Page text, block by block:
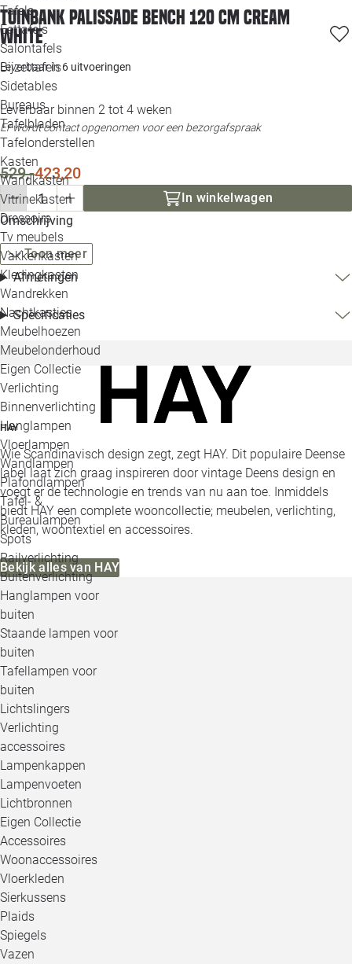
Tafels
Eettafels
Salontafels
Bijzettafels
Sidetables
Bureaus
Tafelbladen
Tafelonderstellen
Kasten
Wandkasten
Vitrinekasten
Dressoirs
Tv meubels
Vakkenkasten
Kledingkasten
Wandrekken
Nachtkastjes
Meubelhoezen
Meubelonderhoud
Eigen Collectie
Verlichting
Binnenverlichting
Hanglampen
Vloerlampen
Wandlampen
Plafondlampen
Tafel- &
Bureaulampen
Spots
Railverlichting
Buitenverlichting
Hanglampen voor
buiten
Staande lampen voor
buiten
Tafellampen voor
buiten
Lichtslingers
Verlichting
accessoires
Lampenkappen
Lampenvoeten
Lichtbronnen
Eigen Collectie
Accessoires
Woonaccessoires
Vloerkleden
Sierkussens
Plaids
Spiegels
Vazen
Tuinbank Palissade bench 120 cm cream
white
Leverbaar in6 uitvoeringen
Leverbaar binnen 2 tot 4 weken
Er wordt contact opgenomen voor een bezorgafspraak
529,-423,20
In winkelwagen
Omschrijving
Toon meer
Afmetingen
Specificaties
HAY
Wie Scandinavisch design zegt, zegt HAY. Dit populaire Deense
label laat zich graag inspireren door vintage Deens design en
voegt er de technologie en trends van nu aan toe. Inmiddels
biedt HAY een complete wooncollectie; meubelen, verlichting,
kleden, woontextiel en accessoires.
Bekijk alles van HAY